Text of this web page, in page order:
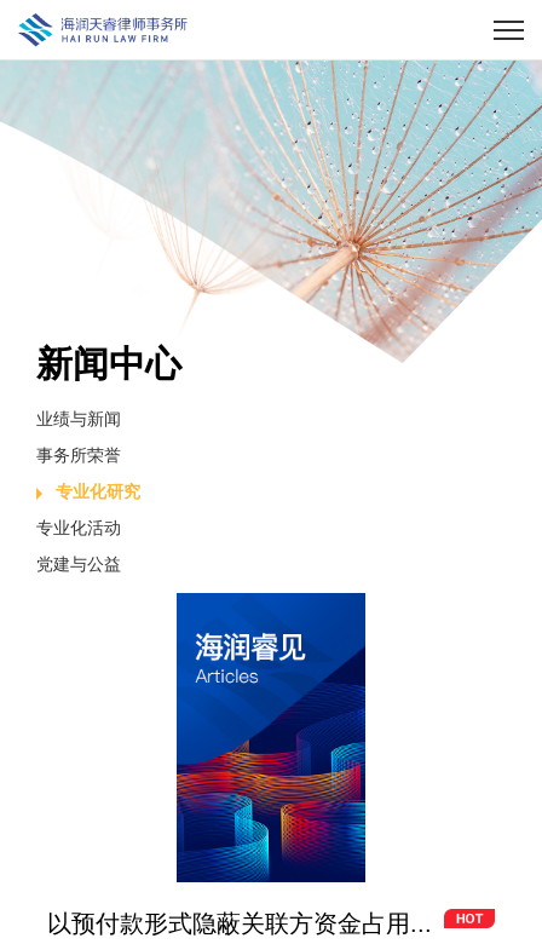
新闻中心
业绩与新闻
事务所荣誉
专业化研究
专业化活动
党建与公益
以预付款形式隐蔽关联方资金占用...